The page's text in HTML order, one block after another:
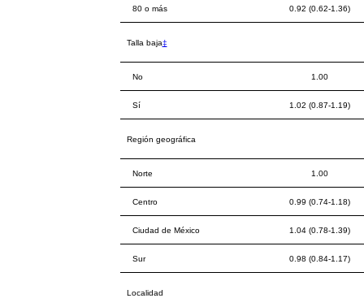
80 o más 0.92 (0.62-1.36)
Talla baja‡
No 1.00
Sí 1.02 (0.87-1.19)
Región geográfica
Norte 1.00
Centro 0.99 (0.74-1.18)
Ciudad de México 1.04 (0.78-1.39)
Sur 0.98 (0.84-1.17)
Localidad